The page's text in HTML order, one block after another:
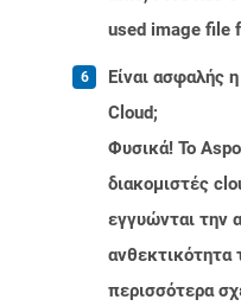
used image file
Είναι ασφαλής
Cloud;
Φυσικά! Το
διακομιστές
εγγυώνται την
ανθεκτικότητα
περισσότερα